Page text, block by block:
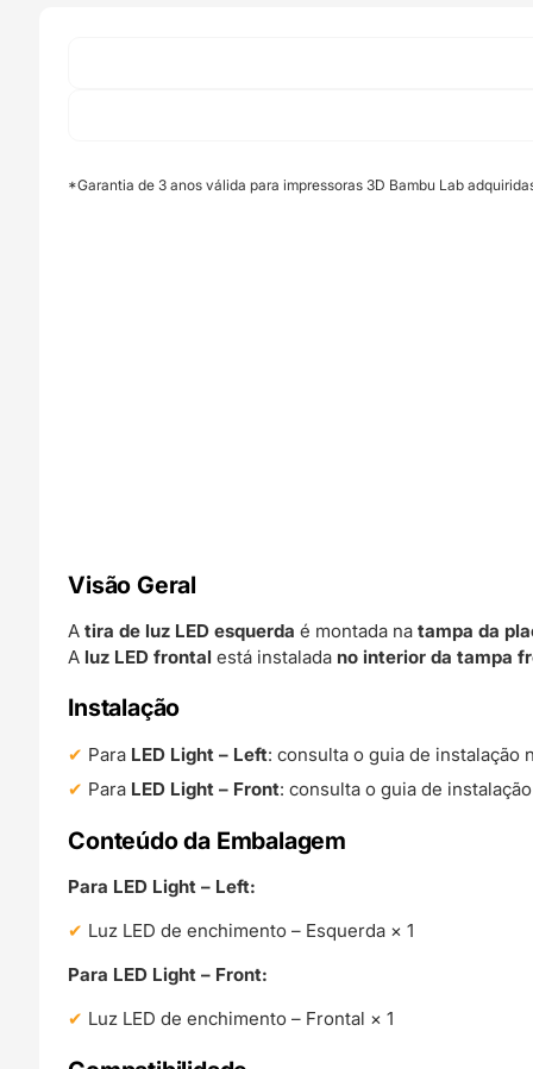
*Garantia de 3 anos válida para impressoras 3D Bambu Lab
Visão Geral
Atira de luz LED esquerda é montada natampa da
A luz LED frontal está instalada no interior da tampa
Instalação
Para LED Light – Left: consulta o guia de instalação
Para LED Light – Front: consulta o guia de
Conteúdo da Embalagem
Para LED Light – Left:
Luz LED de enchimento – Esquerda × 1
Para LED Light – Front:
Luz LED de enchimento – Frontal × 1